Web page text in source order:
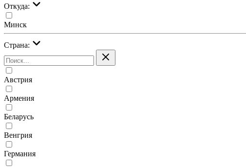
Откуда:
Минск
Страна:
Австрия
Армения
Беларусь
Венгрия
Германия